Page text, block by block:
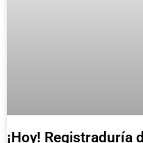
¡Hoy! Registraduría